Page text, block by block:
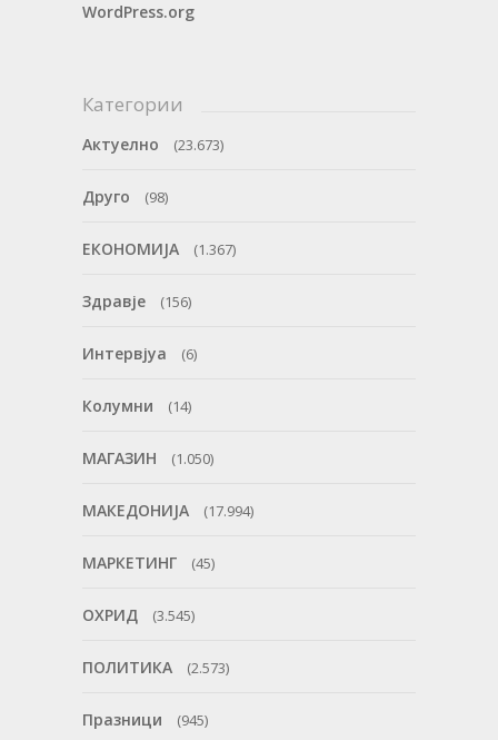
WordPress.org
Категории
Актуелно (23.673)
Друго (98)
ЕКОНОМИЈА (1.367)
Здравје (156)
Интервјуа (6)
Колумни (14)
МАГАЗИН (1.050)
МАКЕДОНИЈА (17.994)
МАРКЕТИНГ (45)
ОХРИД (3.545)
ПОЛИТИКА (2.573)
Празници (945)